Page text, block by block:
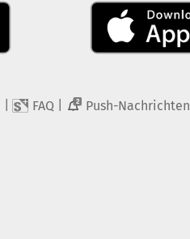
FAQ 2 Push-Nachrichten